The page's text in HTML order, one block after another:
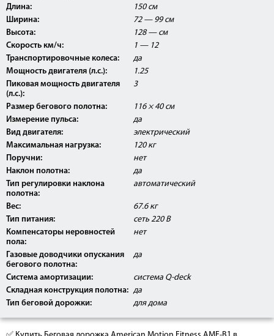
Длина:
150 см
Ширина:
72 — 99 см
Высота:
128 — см
Скорость км/ч:
1 — 12
Транспортировочные колеса:
да
Мощность двигателя (л.с.):
1.25
Пиковая мощность двигателя
(л.с.):
3
Размер бегового полотна:
116 × 40 см
Измерение пульса:
да
Вид двигателя:
электрический
Максимальная нагрузка:
120 кг
Поручни:
нет
Наклон полотна:
да
Тип регулировки наклона
полотна:
автоматический
Вес:
67.6 кг
Тип питания:
сеть 220 В
Компенсаторы неровностей
пола:
нет
Газовые доводчики опускания
бегового полотна:
да
Система амортизации:
система Q-deck
Складная конструкция полотна: да
Тип беговой дорожки:
для дома